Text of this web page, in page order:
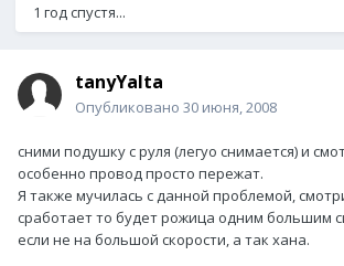
1 год спустя...
tanyYalta
Опубликовано 30 июня, 2008
сними подушку с руля (легуо снимается) и
особенно провод просто пережат.
Я также мучилась с данной проблемой,
сработает то будет рожица одним большим
если не на большой скорости, а так хана.